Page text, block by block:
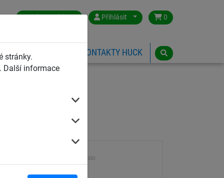
stránky.
Další informace
Czech Republic Přihlásit 0
KONTAKTY HUCK
Výrobek číslo